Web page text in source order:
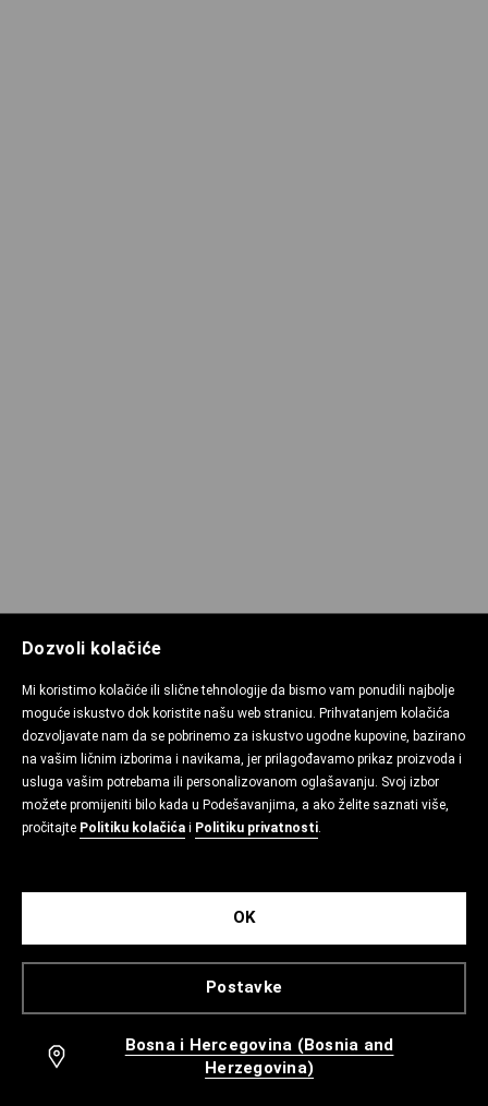
Dozvoli kolačiće
Mi koristimo kolačiće ili slične tehnologije da bismo vam ponudili najbolje
moguće iskustvo dok koristite našu web stranicu. Prihvatanjem kolačića
dozvoljavate nam da se pobrinemo za iskustvo ugodne kupovine, bazirano
na vašim ličnim izborima i navikama, jer prilagođavamo prikaz proizvoda i
usluga vašim potrebama ili personalizovanom oglašavanju. Svoj izbor
možete promijeniti bilo kada u Podešavanjima, a ako želite saznati više,
pročitajte Politiku kolačića i Politiku privatnosti.
Postavke
OK
Bosna i Hercegovina (Bosnia and
Herzegovina)